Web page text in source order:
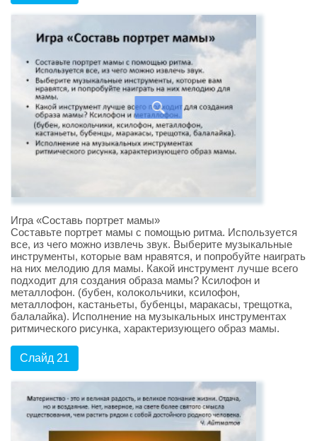
Игра «Составь портрет мамы»
Составьте портрет мамы с помощью ритма. Используется
все, из чего можно извлечь звук. Выберите музыкальные
инструменты, которые вам нравятся, и попробуйте наиграть
на них мелодию для мамы. Какой инструмент лучше всего
подходит для создания образа мамы? Ксилофон и
металлофон. (бубен, колокольчики, ксилофон,
металлофон, кастаньеты, бубенцы, маракасы, трещотка,
балалайка). Исполнение на музыкальных инструментах
ритмического рисунка, характеризующего образ мамы.
Слайд 21